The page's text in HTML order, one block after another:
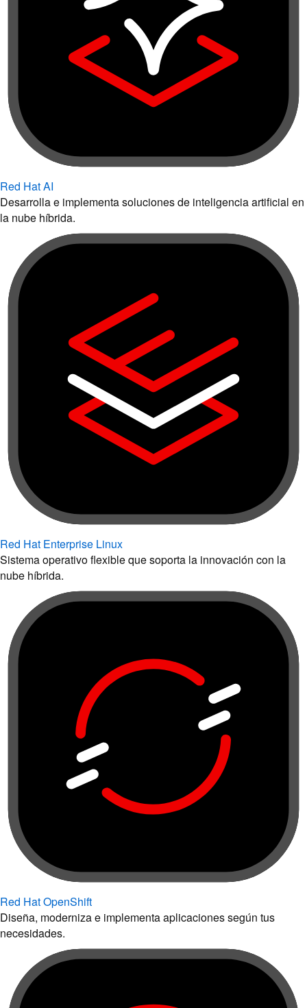
Red Hat AI
Desarrolla e implementa soluciones de inteligencia artificial en
la nube híbrida.
Red Hat Enterprise Linux
Sistema operativo flexible que soporta la innovación con la
nube híbrida.
Red Hat OpenShift
Diseña, moderniza e implementa aplicaciones según tus
necesidades.